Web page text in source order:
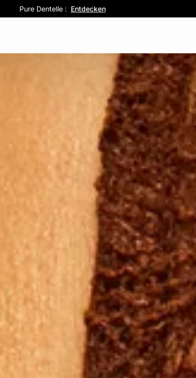
Ultra Sun : Entdecken
Pure Dentelle : Entdecken
5 Slips für 39,99€ : Jetzt profitieren